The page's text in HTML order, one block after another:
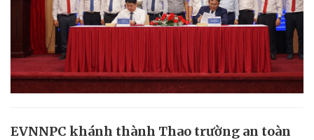
EVNNPC khánh thành Thao trường an toàn